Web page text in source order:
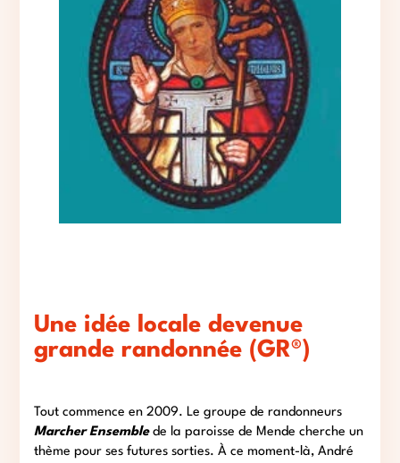
Une idée locale devenue
grande randonnée (GR®)
Tout commence en 2009. Le groupe de randonneurs
Marcher Ensemble de la paroisse de Mende cherche un
thème pour ses futures sorties. À ce moment-là, André